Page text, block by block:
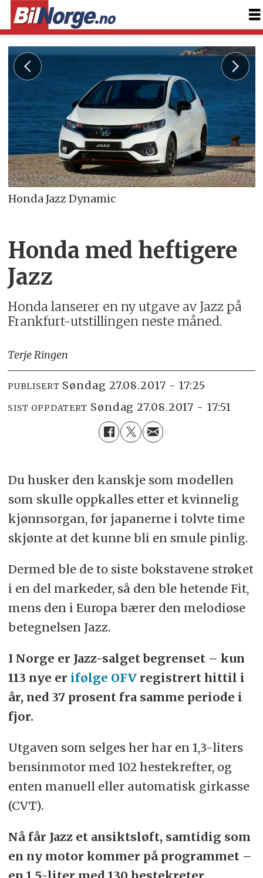
Honda Jazz Dynamic
Honda med heftigere
Jazz
Honda lanserer en ny utgave av Jazz på
Frankfurt-utstillingen neste måned.
Terje Ringen
PUBLISERT søndag 27.08.2017 - 17:25
SIST OPPDATERT søndag 27.08.2017 - 17:51
Du husker den kanskje som modellen
som skulle oppkalles etter et kvinnelig
kjønnsorgan, før japanerne i tolvte time
skjønte at det kunne bli en smule pinlig.
Dermed ble de to siste bokstavene strøket
i en del markeder, så den ble hetende Fit,
mens den i Europa bærer den melodiøse
betegnelsen Jazz.
I Norge er Jazz-salget begrenset – kun
113 nye er ifølge OFVregistrert hittil i
år, ned 37 prosent fra samme periode i
fjor.
Utgaven som selges her har en 1,3-liters
bensinmotor med 102 hestekrefter, og
enten manuell eller automatisk girkasse
(CVT).
Nå får Jazz et ansiktsløft, samtidig som
en ny motor kommer på programmet –